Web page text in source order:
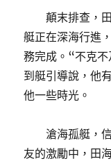
顛末排查，
艇正在深海行進
務完成。“不克
到艇引導說，他
他一些時光。
滄海孤艇，
友的激勵中，田